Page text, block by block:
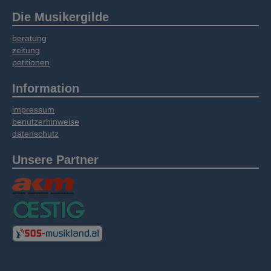
Die Musikergilde
beratung
zeitung
petitionen
Information
impressum
benutzerhinweise
datenschutz
Unsere Partner